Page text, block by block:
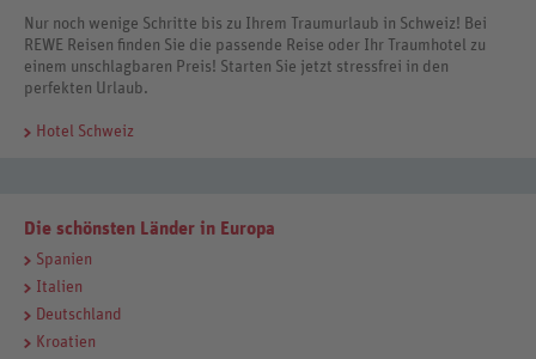
Nur noch wenige Schritte bis zu Ihrem Traumurlaub in Schweiz! Bei
REWE Reisen finden Sie die passende Reise oder Ihr Traumhotel zu
einem unschlagbaren Preis! Starten Sie jetzt stressfrei in den
perfekten Urlaub.
Hotel Schweiz
Die schönsten Länder in Europa
Spanien
Italien
Deutschland
Kroatien